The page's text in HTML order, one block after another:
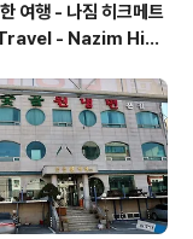
여행 - 나짐 히크메트
- Nazim Hik